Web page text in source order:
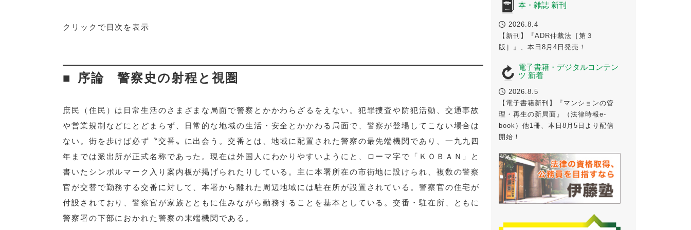
クリックで目次を表示
(2) 警察史研究の現状――歴史学における警察への注目
② 警察史の射程――国家と民衆の間で
(3) 本書の位置と構想・構成
目次
書誌情報
序論 警察史の射程と視圏
庶民（住民）は日常生活のさまざまな局面で警察とかかわらざるをえない。犯罪捜査や防犯活動、交通事故
や営業規制などにとどまらず、日常的な地域の生活・安全とかかわる局面で、警察が登場してこない場合は
ない。街を歩けば必ず〝交番〟に出会う。交番とは、地域に配置された警察の最先端機関であり、一九九四
年までは派出所が正式名称であった。現在は外国人にわかりやすいようにと、ローマ字で「ＫＯＢＡＮ」と
書いたシンボルマーク入り案内板が掲げられたりしている。主に本署所在の市街地に設けられ、複数の警察
官が交替で勤務する交番に対して、本署から離れた周辺地域には駐在所が設置されている。警察官の住宅が
付設されており、警察官が家族とともに住みながら勤務することを基本としている。交番・駐在所、ともに
警察署の下部におかれた警察の末端機関である。
本・雑誌 新刊
2026.8.4
【新刊】『ADR仲裁法［第３
版］』、本日8月4日発売！
電子書籍・デジタルコンテン
ツ 新着
2026.8.5
【電子書籍新刊】『マンションの管
理・再生の新局面』（法律時報e-
book）他1冊、本日8月5日より配信
開始！